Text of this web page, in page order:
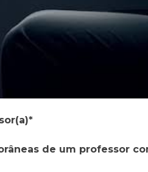
de um professor